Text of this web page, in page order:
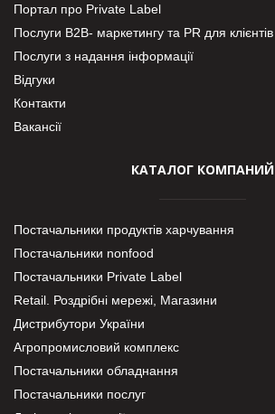
Портал про Private Label
Послуги В2В- маркетингу та PR для клієнтів
Послуги з надання інформації
Відгуки
Контакти
Вакансії
КАТАЛОГ КОМПАНИЙ
Постачальники продуктів харчування
Постачальники nonfood
Постачальники Private Label
Retail. Роздрібні мережі, Магазини
Дистрибутори України
Агропромисловий комплекс
Постачальники обладнання
Постачальники послуг